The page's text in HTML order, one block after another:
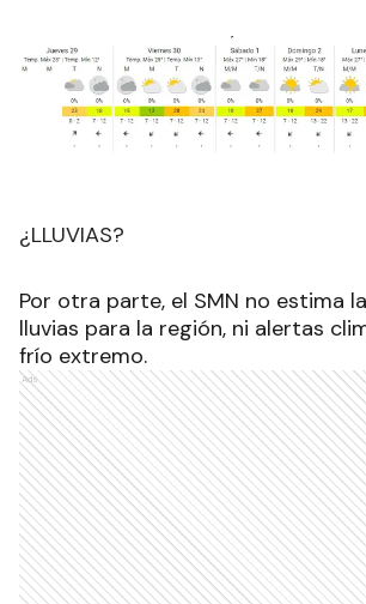
¿LLUVIAS?
Por otra parte, el SMN no estima
lluvias para la región, ni alertas
frío extremo.
Ads